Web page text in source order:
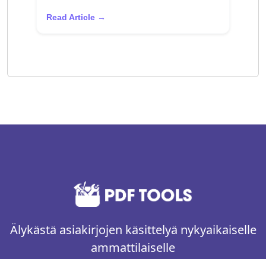
Read Article →
Älykästä asiakirjojen käsittelyä nykyaikaiselle
ammattilaiselle